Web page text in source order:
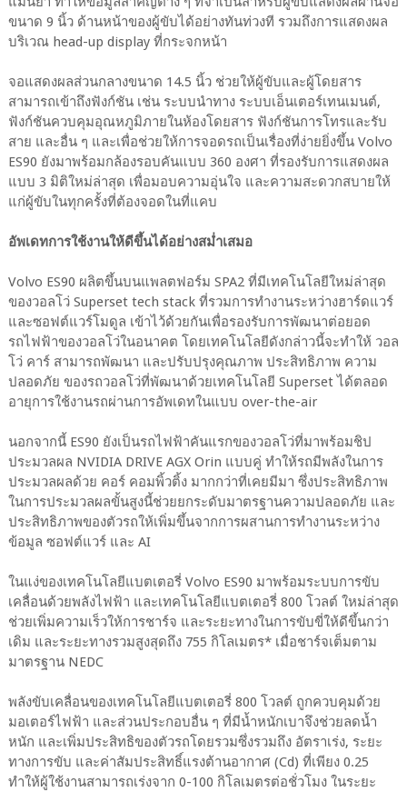
ขนาด 9 นิ้ว ด้านหน้าของผู้ขับได้อย่างทันท่วงที รวมถึงการแสดงผล
บริเวณ head-up display ที่กระจกหน้า
จอแสดงผลส่วนกลางขนาด 14.5 นิ้ว ช่วยให้ผู้ขับและผู้โดยสาร
สามารถเข้าถึงฟังก์ชัน เช่น ระบบนำทาง ระบบเอ็นเตอร์เทนเมนต์,
ฟังก์ชันควบคุมอุณหภูมิภายในห้องโดยสาร ฟังก์ชันการโทรและรับ
สาย และอื่น ๆ และเพื่อช่วยให้การจอดรถเป็นเรื่องที่ง่ายยิ่งขึ้น Volvo
ES90 ยังมาพร้อมกล้องรอบคันแบบ 360 องศา ที่รองรับการแสดงผล
แบบ 3 มิติใหม่ล่าสุด เพื่อมอบความอุ่นใจ และความสะดวกสบายให้
แก่ผู้ขับในทุกครั้งที่ต้องจอดในที่แคบ
อัพเดทการใช้งานให้ดีขึ้นได้อย่างสม่ำเสมอ
Volvo ES90 ผลิตขึ้นบนแพลตฟอร์ม SPA2 ที่มีเทคโนโลยีใหม่ล่าสุด
ของวอลโว่ Superset tech stack ที่รวมการทำงานระหว่างฮาร์ดแวร์
และซอฟต์แวร์โมดูล เข้าไว้ด้วยกันเพื่อรองรับการพัฒนาต่อยอด
รถไฟฟ้าของวอลโว่ในอนาคต โดยเทคโนโลยีดังกล่าวนี้จะทำให้ วอล
โว่ คาร์ สามารถพัฒนา และปรับปรุงคุณภาพ ประสิทธิภาพ ความ
ปลอดภัย ของรถวอลโว่ที่พัฒนาด้วยเทคโนโลยี Superset ได้ตลอด
อายุการใช้งานรถผ่านการอัพเดทในแบบ over-the-air
นอกจากนี้ ES90 ยังเป็นรถไฟฟ้าคันแรกของวอลโว่ที่มาพร้อมชิป
ประมวลผล NVIDIA DRIVE AGX Orin แบบคู่ ทำให้รถมีพลังในการ
ประมวลผลด้วย คอร์ คอมพิ้วติ้ง มากกว่าที่เคยมีมา ซึ่งประสิทธิภาพ
ในการประมวลผลขั้นสูงนี้ช่วยยกระดับมาตรฐานความปลอดภัย และ
ประสิทธิภาพของตัวรถให้เพิ่มขึ้นจากการผสานการทำงานระหว่าง
ข้อมูล ซอฟต์แวร์ และ AI
ในแง่ของเทคโนโลยีแบตเตอรี่ Volvo ES90 มาพร้อมระบบการขับ
เคลื่อนด้วยพลังไฟฟ้า และเทคโนโลยีแบตเตอรี่ 800 โวลต์ ใหม่ล่าสุด
ช่วยเพิ่มความเร็วให้การชาร์จ และระยะทางในการขับขี่ให้ดีขึ้นกว่า
เดิม และระยะทางรวมสูงสุดถึง 755 กิโลเมตร* เมื่อชาร์จเต็มตาม
มาตรฐาน NEDC
พลังขับเคลื่อนของเทคโนโลยีแบตเตอรี่ 800 โวลต์ ถูกควบคุมด้วย
มอเตอร์ไฟฟ้า และส่วนประกอบอื่น ๆ ที่มีน้ำหนักเบาจึงช่วยลดน้ำ
หนัก และเพิ่มประสิทธิของตัวรถโดยรวมซึ่งรวมถึง อัตราเร่ง, ระยะ
ทางการขับ และค่าสัมประสิทธิ์แรงต้านอากาศ (Cd) ที่เพียง 0.25
ทำให้ผู้ใช้งานสามารถเร่งจาก 0-100 กิโลเมตรต่อชั่วโมง ในระยะ